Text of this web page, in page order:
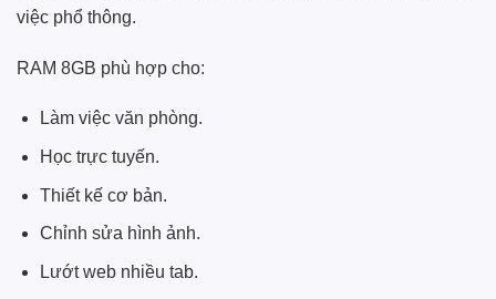
việc phổ thông.
RAM 8GB phù hợp cho:
Làm việc văn phòng.
Học trực tuyến.
Thiết kế cơ bản.
Chỉnh sửa hình ảnh.
Lướt web nhiều tab.